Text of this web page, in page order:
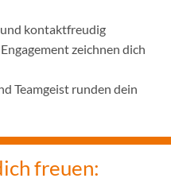
kontaktfreudig
zeichnen dich
Teamgeist runden dein
freuen: